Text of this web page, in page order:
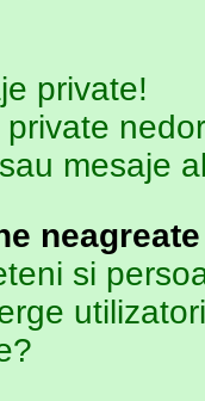
private!
mesaje
neagreate
si